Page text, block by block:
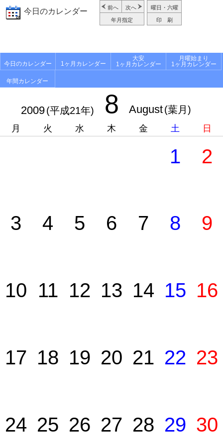
今日のカレンダー 前へ 次へ
年月指定
曜日・六曜
印 刷
今日のカレンダー 1ヶ月カレンダー
大安
1ヶ月カレンダー
月曜始まり
1ヶ月カレンダー
年間カレンダー
2009(平成21年) 8 August(葉月)
月 火 水 木 金 土 日
1 2
3 4 5 6 7 8 9
10 11 12 13 14 15 16
17 18 19 20 21 22 23
24 25 26 27 28 29 30